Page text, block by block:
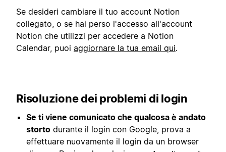
Se desideri cambiare il tuo account Notion
collegato, o se hai perso l'accesso all'account
Notion che utilizzi per accedere a Notion
Calendar, puoi aggiornare la tua email qui.
Risoluzione dei problemi di login
Se ti viene comunicato che qualcosa è andato
storto durante il login con Google, prova a
effettuare nuovamente il login da un browser